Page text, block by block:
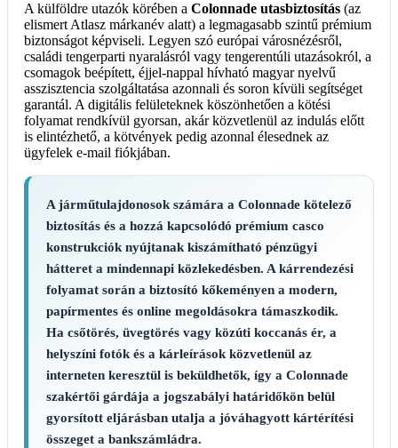
A külföldre utazók körében a Colonnade utasbiztosítás (az
elismert Atlasz márkanév alatt) a legmagasabb szintű prémium
biztonságot képviseli. Legyen szó európai városnézésről,
családi tengerparti nyaralásról vagy tengerentúli utazásokról, a
csomagok beépített, éjjel-nappal hívható magyar nyelvű
asszisztencia szolgáltatása azonnali és soron kívüli segítséget
garantál. A digitális felületeknek köszönhetően a kötési
folyamat rendkívül gyorsan, akár közvetlenül az indulás előtt
is elintézhető, a kötvények pedig azonnal élesednek az
ügyfelek e-mail fiókjában.
A járműtulajdonosok számára a Colonnade kötelező
biztosítás és a hozzá kapcsolódó prémium casco
konstrukciók nyújtanak kiszámítható pénzügyi
hátteret a mindennapi közlekedésben. A kárrendezési
folyamat során a biztosító kőkeményen a modern,
papírmentes és online megoldásokra támaszkodik.
Ha csőtörés, üvegtörés vagy közúti koccanás ér, a
helyszíni fotók és a kárleírások közvetlenül az
interneten keresztül is beküldhetők, így a Colonnade
szakértői gárdája a jogszabályi határidőkön belül
gyorsított eljárásban utalja a jóváhagyott kártérítési
összeget a bankszámládra.